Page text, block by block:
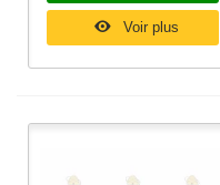
Voir plus